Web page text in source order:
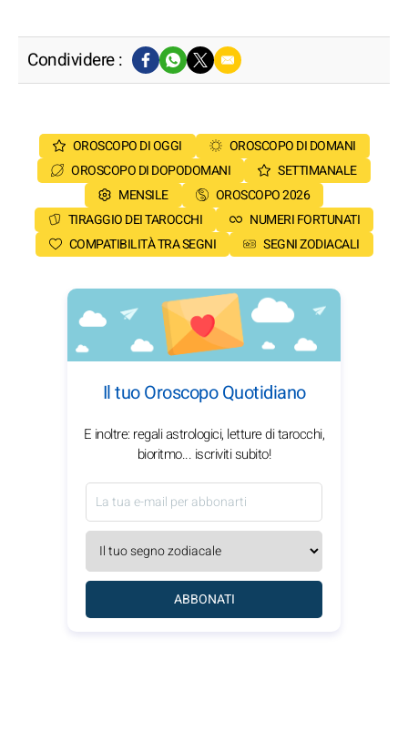
Condividere :
OROSCOPO DI OGGI
OROSCOPO DI DOMANI
OROSCOPO DI DOPODOMANI
SETTIMANALE
MENSILE
OROSCOPO 2026
TIRAGGIO DEI TAROCCHI
NUMERI FORTUNATI
COMPATIBILITÀ TRA SEGNI
SEGNI ZODIACALI
Il tuo Oroscopo Quotidiano
E inoltre: regali astrologici, letture di tarocchi,
bioritmo... iscriviti subito!
ABBONATI